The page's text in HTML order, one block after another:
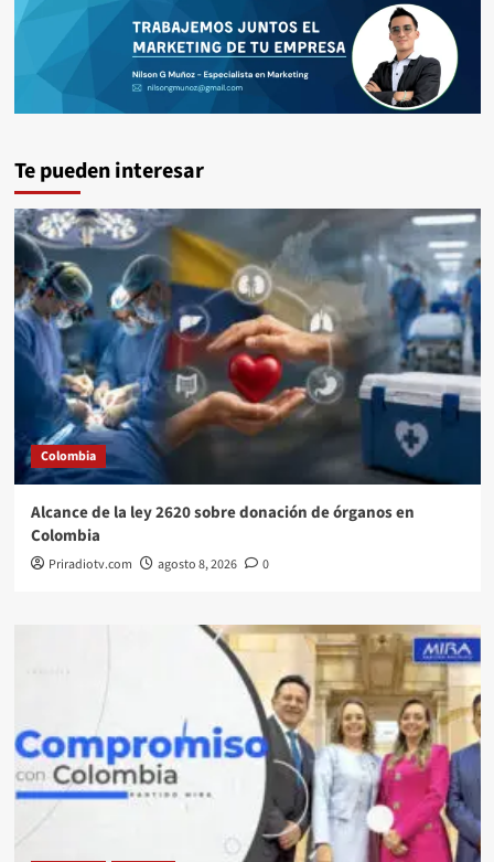
Te pueden interesar
Colombia
Alcance de la ley 2620 sobre donación de órganos en
Colombia
Priradiotv.com agosto 8, 2026 0